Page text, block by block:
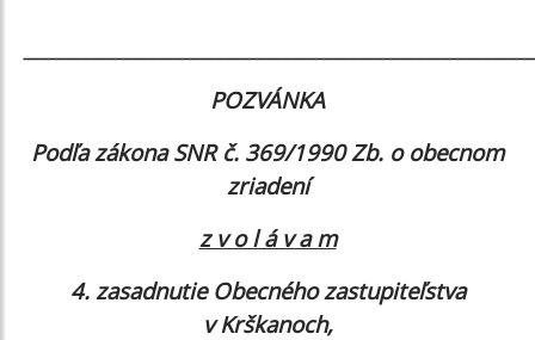
POZVÁNKA
Podľa zákona SNR č. 369/1990 Zb. o obecnom
zriadení
z v o l á v a m
4. zasadnutie Obecného zastupiteľstva
v Krškanoch,